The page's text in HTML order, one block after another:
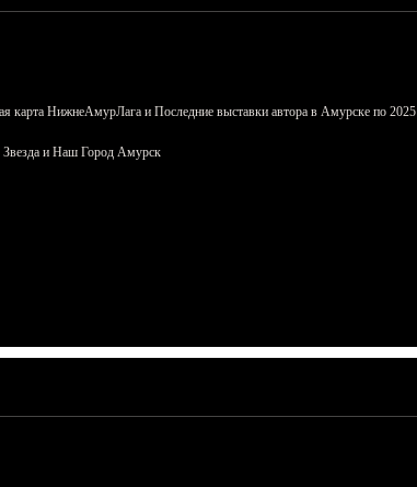
карта НижнеАмурЛага и Последние выставки автора в Амурске по 2025
Звезда и Наш Город Амурск